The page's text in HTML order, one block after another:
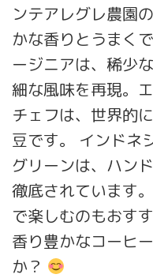
ンテアレグレ農園
かな香りとうまく
ージニアは、稀少
細な風味を再現。
チェフは、世界的
豆です。 インドネ
グリーンは、ハン
徹底されています
で楽しむのもおす
香り豊かなコーヒ
か？